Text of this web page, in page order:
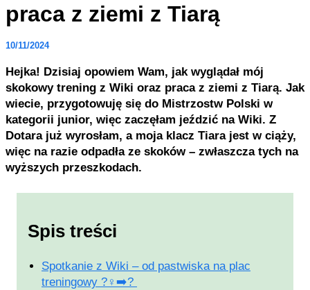
praca z ziemi z Tiarą
10/11/2024
Hejka! Dzisiaj opowiem Wam, jak wyglądał mój
skokowy trening z Wiki oraz praca z ziemi z Tiarą. Jak
wiecie, przygotowuję się do Mistrzostw Polski w
kategorii junior, więc zaczęłam jeździć na Wiki. Z
Dotara już wyrosłam, a moja klacz Tiara jest w ciąży,
więc na razie odpadła ze skoków – zwłaszcza tych na
wyższych przeszkodach.
Spis treści
Spotkanie z Wiki – od pastwiska na plac
treningowy ?‍♀️➡️?